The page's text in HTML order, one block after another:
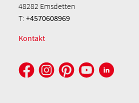
48282 Emsdetten
T:+4570608969
Kontakt